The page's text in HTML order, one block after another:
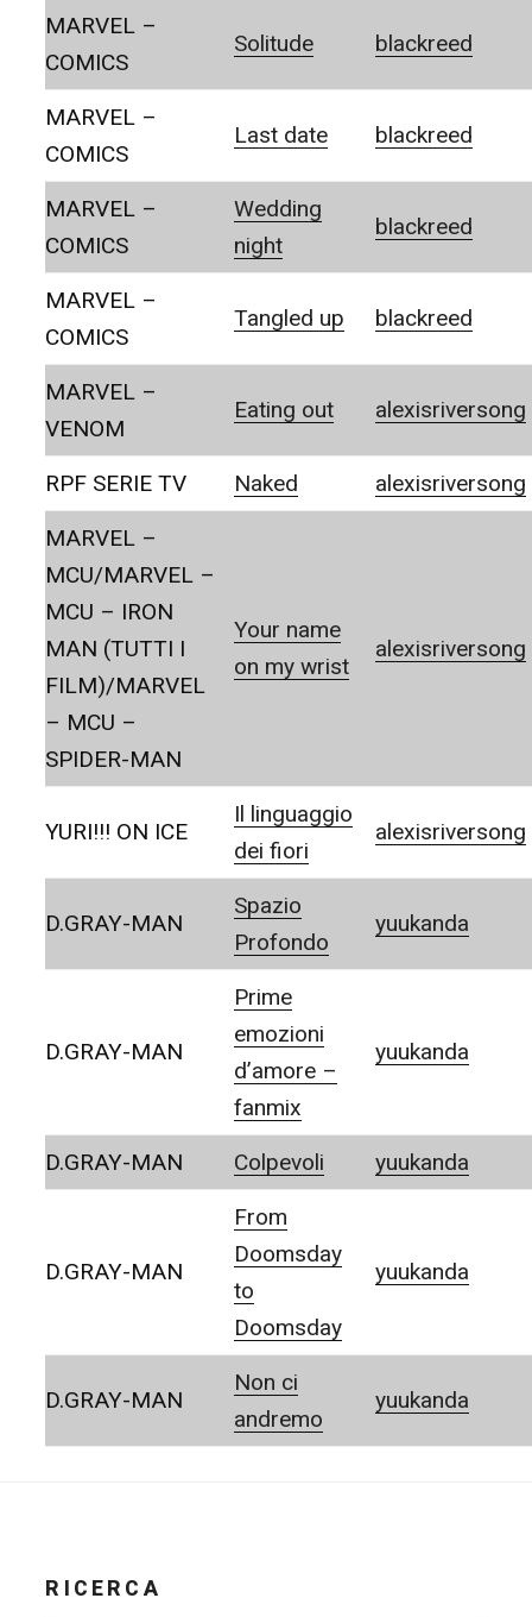
MARVEL –
COMICS
Solitude blackreed
MARVEL –
COMICS
Last date blackreed
MARVEL –
COMICS
Wedding
night
blackreed
MARVEL –
COMICS
Tangled up blackreed
MARVEL –
VENOM
Eating out alexisriversong
RPF SERIE TV Naked
alexisriversong
MARVEL –
MCU/MARVEL –
MCU – IRON
MAN (TUTTI I
FILM)/MARVEL
– MCU –
SPIDER-MAN
Your name
on my wrist
alexisriversong
YURI!!! ON ICE
Il linguaggio
dei fiori
alexisriversong
D.GRAY-MAN
Spazio
Profondo
yuukanda
D.GRAY-MAN
Prime
emozioni
d’amore –
fanmix
yuukanda
D.GRAY-MAN Colpevoli yuukanda
D.GRAY-MAN
From
Doomsday
to
Doomsday
yuukanda
D.GRAY-MAN
Non ci
andremo
yuukanda
RICERCA